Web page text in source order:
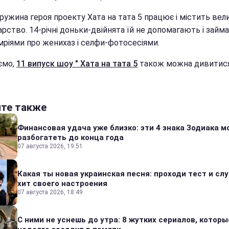
героя проекту Хата на тата 5 працює і містить
14-річні доньки-двійнята їй не допомагають і
про женихаз і селфи-фотосесіями.
11 випуск шоу " Хата на тата 5 також можна
также
Финансовая удача уже близко: эти 4 знака Зодиака
разбогатеть до конца года
07 августа 2026, 19:51
Какая ты новая украинская песня: проходи тест и
хит своего настроения
07 августа 2026, 18:49
С ними не уснешь до утра: 8 жутких сериалов,